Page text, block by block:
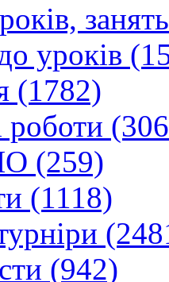
уроків
(1782)
роботи
(259)
(1118)
(942)